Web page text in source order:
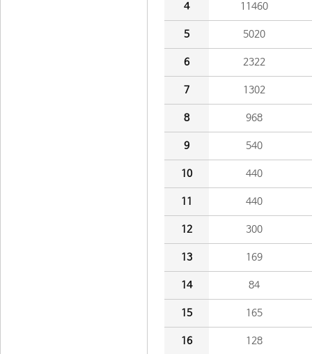
4 11460
5 5020
6 2322
7 1302
8 968
9 540
10 440
11 440
12 300
13 169
14 84
15 165
16 128